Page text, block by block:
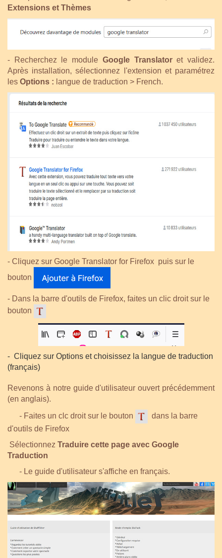
Extensions et Thèmes
- Recherchez le module Google Translatoret validez.
Après installation, sélectionnez l'extension et paramétrez
les Options : langue de traduction > French.
- Cliquez sur Google Translator for Firefox puis sur le
bouton
- Dans la barre d'outils de Firefox, faites un clic droit sur le
bouton
- Cliquez sur Options et choisissez la langue de traduction
(français)
Revenons à notre guide d'utilisateur ouvert précédemment
(en anglais).
- Faites un clc droit sur le bouton
dans la barre
d'outils de Firefox
Sélectionnez Traduire cette page avec Google
Traduction
- Le guide d'utilisateur s'affiche en français.